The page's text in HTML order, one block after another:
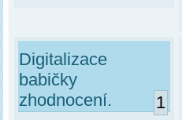
Digitalizace
babičky
zhodnocení.
1